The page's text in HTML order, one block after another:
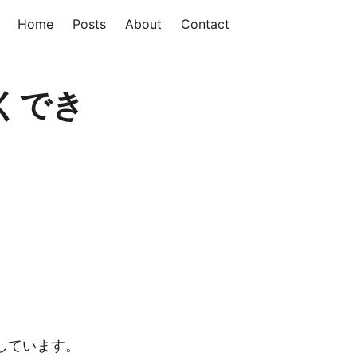
Home Posts About Contact
でき
います。